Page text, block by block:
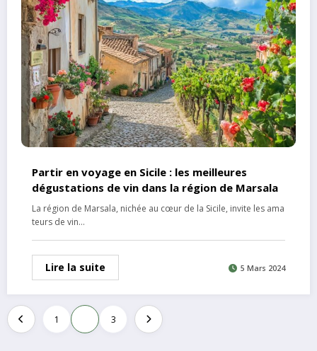
Partir en voyage en Sicile : les meilleures
dégustations de vin dans la région de Marsala
La région de Marsala, nichée au cœur de la Sicile, invite les ama
teurs de vin…
Lire la suite 5 Mars 2024
Pagination
des
1 3